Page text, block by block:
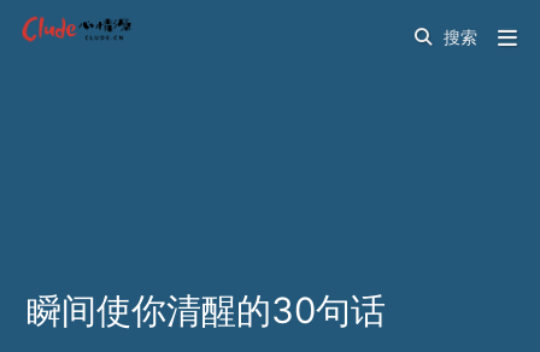
瞬间使你清醒的30句话